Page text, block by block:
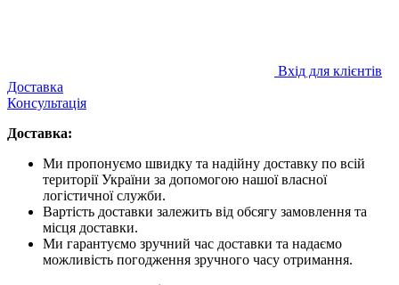
Вхід для клієнтів
Доставка
Консультація
Доставка:
Ми пропонуємо швидку та надійну доставку по всій
території України за допомогою нашої власної
логістичної служби.
Вартість доставки залежить від обсягу замовлення та
місця доставки.
Ми гарантуємо зручний час доставки та надаємо
можливість погодження зручного часу отримання.